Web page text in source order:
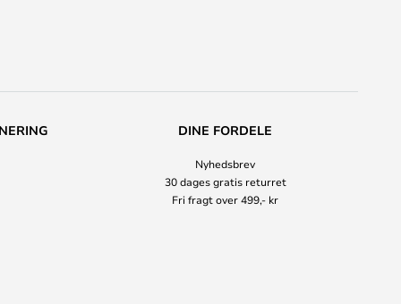
DINE FORDELE
Nyhedsbrev
30 dages gratis returret
Fri fragt over 499,- kr